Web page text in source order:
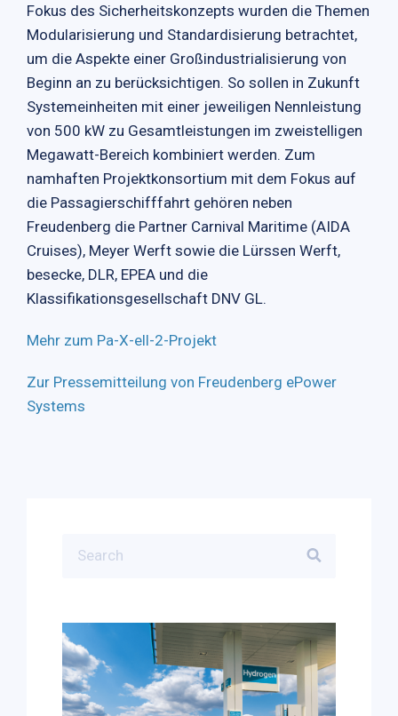
Fokus des Sicherheitskonzepts wurden die Themen
Modularisierung und Standardisierung betrachtet,
um die Aspekte einer Großindustrialisierung von
Beginn an zu berücksichtigen. So sollen in Zukunft
Systemeinheiten mit einer jeweiligen Nennleistung
von 500 kW zu Gesamtleistungen im zweistelligen
Megawatt-Bereich kombiniert werden. Zum
namhaften Projektkonsortium mit dem Fokus auf
die Passagierschifffahrt gehören neben
Freudenberg die Partner Carnival Maritime (AIDA
Cruises), Meyer Werft sowie die Lürssen Werft,
besecke, DLR, EPEA und die
Klassifikationsgesellschaft DNV GL.
Mehr zum Pa-X-ell-2-Projekt
Zur Pressemitteilung von Freudenberg ePower
Systems